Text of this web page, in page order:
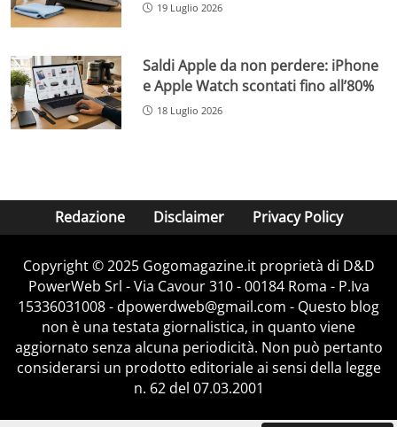
19 Luglio 2026
Saldi Apple da non perdere: iPhone
e Apple Watch scontati fino all’80%
18 Luglio 2026
Redazione Disclaimer Privacy Policy
Copyright © 2025 Gogomagazine.it proprietà di D&D
PowerWeb Srl - Via Cavour 310 - 00184 Roma - P.Iva
15336031008 - dpowerdweb@gmail.com - Questo blog
non è una testata giornalistica, in quanto viene
aggiornato senza alcuna periodicità. Non può pertanto
considerarsi un prodotto editoriale ai sensi della legge
n. 62 del 07.03.2001